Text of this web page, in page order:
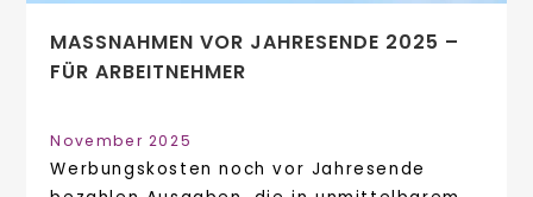
MASSNAHMEN VOR JAHRESENDE 2025 – F
ÜR ARBEITNEHMER
November 2025
Werbungskosten noch vor Jahresende